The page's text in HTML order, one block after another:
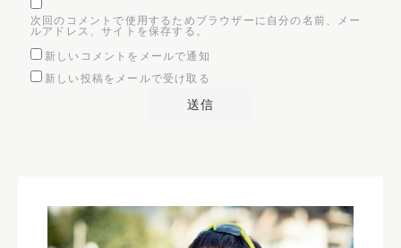
次回のコメントで使用するためブラウザーに自分の名前、メー
ルアドレス、サイトを保存する。
新しいコメントをメールで通知
新しい投稿をメールで受け取る